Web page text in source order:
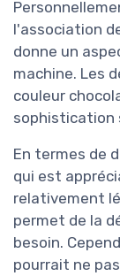
l'association
donne un
machine. Les
couleur
sophistication
En termes de
qui est
relativement
permet de la
besoin.
pourrait ne